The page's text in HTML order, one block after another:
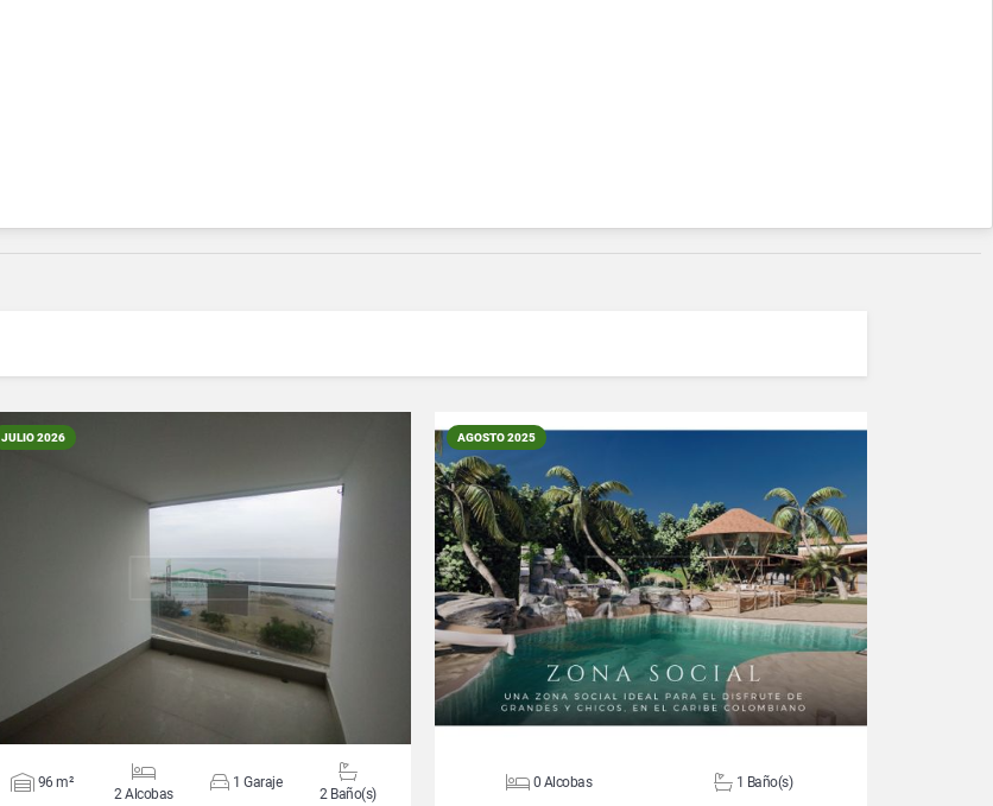
JULIO 2026
VER DETALLES
96 m²
2 Alcobas
1 Garaje
2 Baño(s)
AGOSTO 2025
VER DETALLES
0 Alcobas 1 Baño(s)